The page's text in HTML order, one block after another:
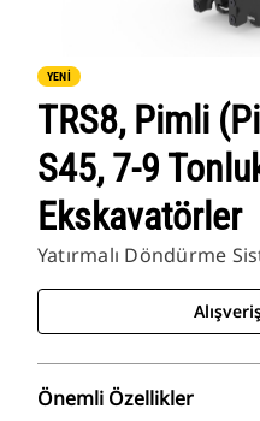
YENİ
TRS8, Pimli
S45, 7-9
Ekskavatörler
Yatırmalı Döndürme
Önemli Özellikler